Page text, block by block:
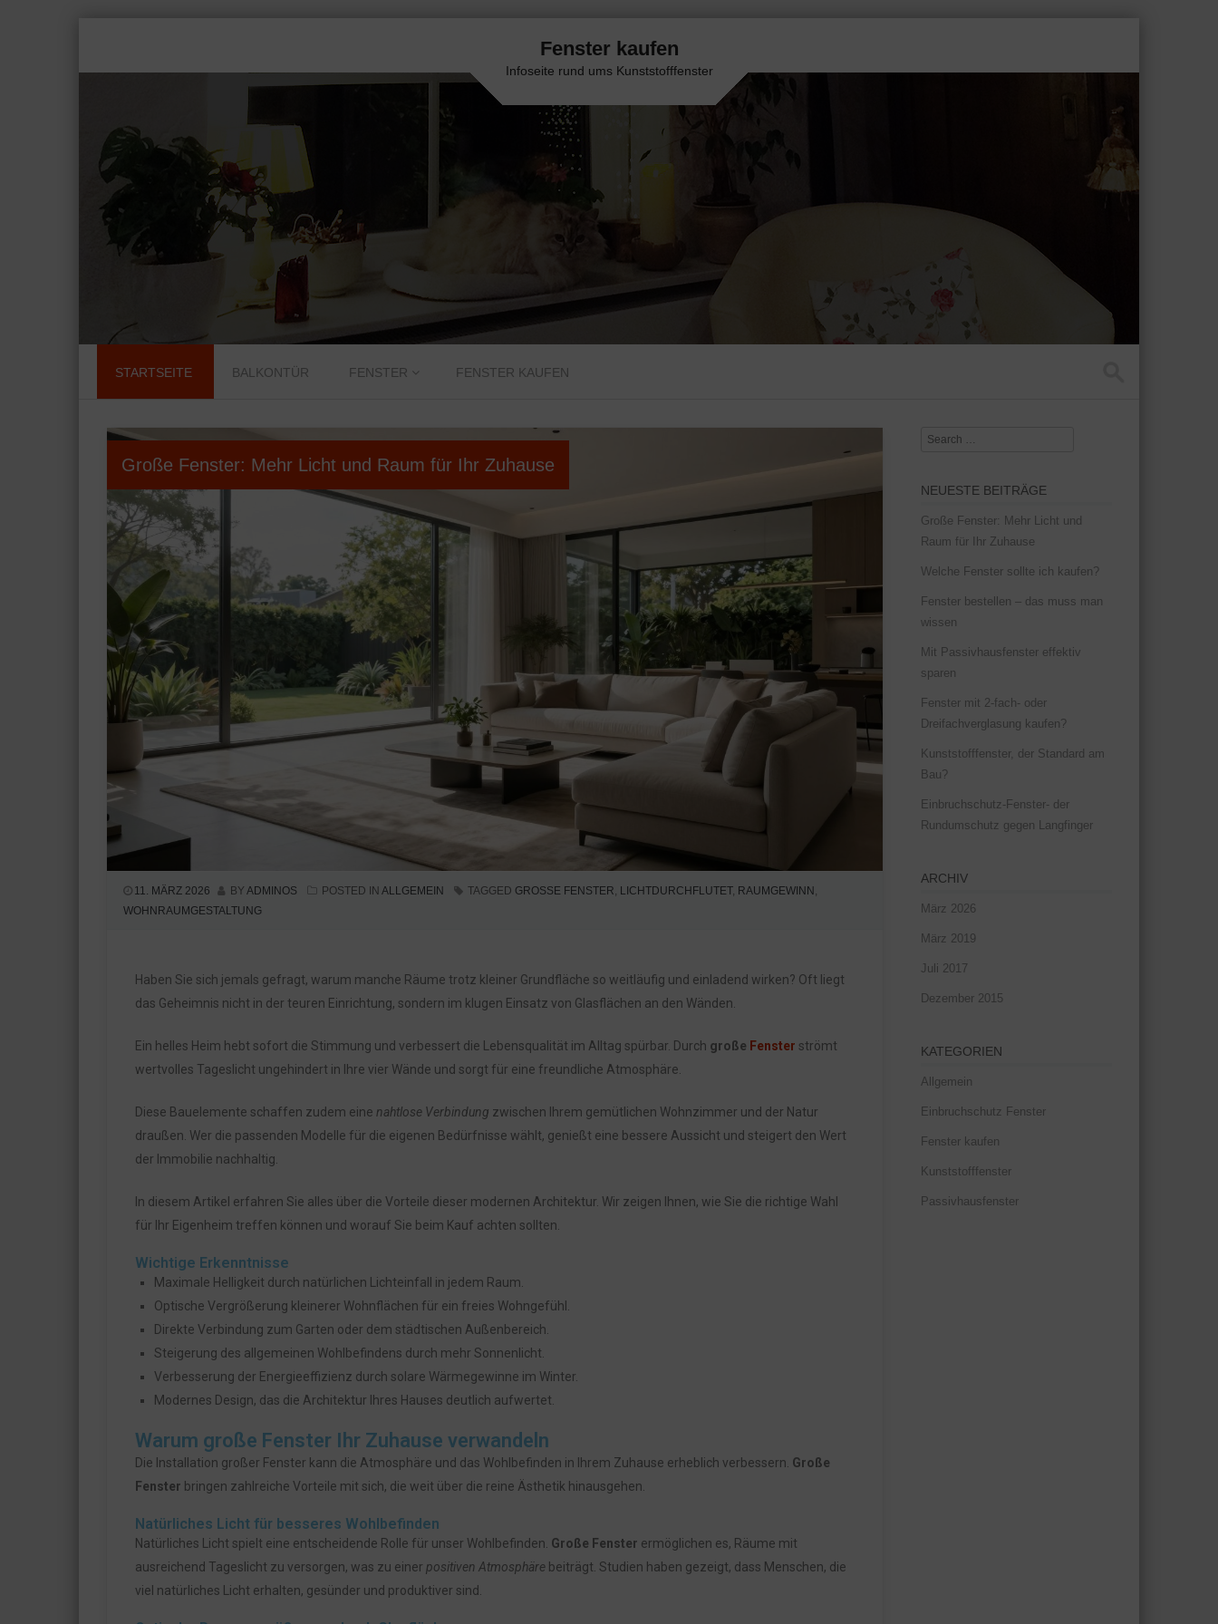
Fenster kaufen
Infoseite rund ums Kunststofffenster
MenuSTARTSEITE
BALKONTÜR FENSTER FENSTER KAUFEN
Große Fenster: Mehr Licht und Raum für Ihr Zuhause
11. MÄRZ 2026 BY ADMINOS POSTED IN ALLGEMEIN TAGGED GROSSE FENSTER LICHTDURCHFLUTET, RAUMGEWINN
WOHNRAUMGESTALTUNG
Haben Sie sich jemals gefragt, warum manche Räume trotz kleiner Grundfläche so weitläufig und einladend wirken? Oft liegt
das Geheimnis nicht in der teuren Einrichtung, sondern im klugen Einsatz von Glasflächen an den Wänden.
Ein helles Heim hebt sofort die Stimmung und verbessert die Lebensqualität im Alltag spürbar. Durch große Fenster strömt
wertvolles Tageslicht ungehindert in Ihre vier Wände und sorgt für eine freundliche Atmosphäre.
Diese Bauelemente schaffen zudem eine nahtlose Verbindung zwischen Ihrem gemütlichen Wohnzimmer und der Natur
draußen. Wer die passenden Modelle für die eigenen Bedürfnisse wählt, genießt eine bessere Aussicht und steigert den Wert
der Immobilie nachhaltig.
In diesem Artikel erfahren Sie alles über die Vorteile dieser modernen Architektur. Wir zeigen Ihnen, wie Sie die richtige Wahl
für Ihr Eigenheim treffen können und worauf Sie beim Kauf achten sollten.
Wichtige Erkenntnisse
Maximale Helligkeit durch natürlichen Lichteinfall in jedem Raum.
Optische Vergrößerung kleinerer Wohnflächen für ein freies Wohngefühl.
Direkte Verbindung zum Garten oder dem städtischen Außenbereich.
Steigerung des allgemeinen Wohlbefindens durch mehr Sonnenlicht.
Verbesserung der Energieeffizienz durch solare Wärmegewinne im Winter.
Modernes Design, das die Architektur Ihres Hauses deutlich aufwertet.
Warum große Fenster Ihr Zuhause verwandeln
Die Installation großer Fenster kann die Atmosphäre und das Wohlbefinden in Ihrem Zuhause erheblich verbessern. Große
Fenster bringen zahlreiche Vorteile mit sich, die weit über die reine Ästhetik hinausgehen.
Natürliches Licht für besseres Wohlbefinden
Natürliches Licht spielt eine entscheidende Rolle für unser Wohlbefinden. Große Fenster ermöglichen es, Räume mit
ausreichend Tageslicht zu versorgen, was zu einer positiven Atmosphäre beiträgt. Studien haben gezeigt, dass Menschen, die
viel natürliches Licht erhalten, gesünder und produktiver sind.
Search
NEUESTE BEITRÄGE
Große Fenster: Mehr Licht und
Raum für Ihr Zuhause
Welche Fenster sollte ich kaufen?
Fenster bestellen – das muss man
wissen
Mit Passivhausfenster effektiv
sparen
Fenster mit 2-fach- oder
Dreifachverglasung kaufen?
Kunststofffenster, der Standard am
Bau?
Einbruchschutz-Fenster- der
Rundumschutz gegen Langfinger
ARCHIV
März 2026
März 2019
Juli 2017
Dezember 2015
KATEGORIEN
Allgemein
Einbruchschutz Fenster
Fenster kaufen
Kunststofffenster
Passivhausfenster